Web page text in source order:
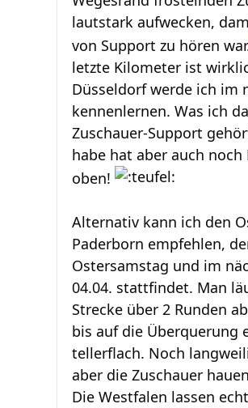
lautstark aufwecken,
von Support zu hören
letzte Kilometer ist
Düsseldorf werde ich im
kennenlernen. Was ich
Zuschauer-Support
habe hat aber auch noch
oben!
Alternativ kann ich den
Paderborn empfehlen,
Ostersamstag und im
04.04. stattfindet. Man
Strecke über 2 Runden
bis auf die Überquerung
tellerflach. Noch
aber die Zuschauer
Die Westfalen lassen